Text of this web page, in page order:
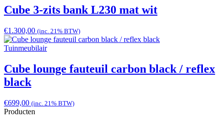
Cube 3-zits bank L230 mat wit
€1.300,00 (inc. 21% BTW)
Tuinmeubilair
Cube lounge fauteuil carbon black / reflex
black
€699,00 (inc. 21% BTW)
Producten